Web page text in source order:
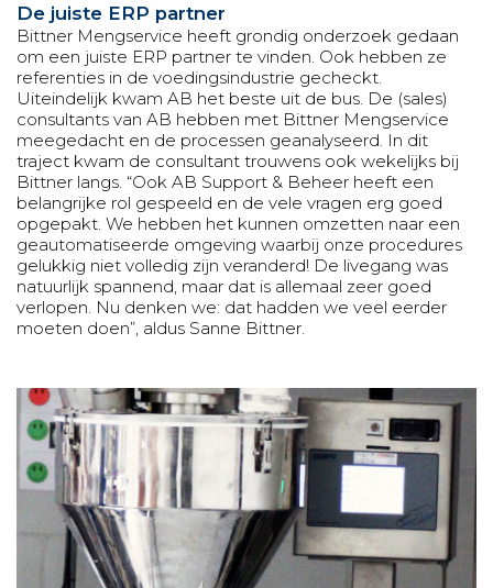
De juiste ERP partner
Bittner Mengservice heeft grondig onderzoek gedaan
om een juiste ERP partner te vinden. Ook hebben ze
referenties in de voedingsindustrie gecheckt.
Uiteindelijk kwam AB het beste uit de bus. De (sales)
consultants van AB hebben met Bittner Mengservice
meegedacht en de processen geanalyseerd. In dit
traject kwam de consultant trouwens ook wekelijks bij
Bittner langs. “Ook AB Support & Beheer heeft een
belangrijke rol gespeeld en de vele vragen erg goed
opgepakt. We hebben het kunnen omzetten naar een
geautomatiseerde omgeving waarbij onze procedures
gelukkig niet volledig zijn veranderd! De livegang was
natuurlijk spannend, maar dat is allemaal zeer goed
verlopen. Nu denken we: dat hadden we veel eerder
moeten doen”, aldus Sanne Bittner.